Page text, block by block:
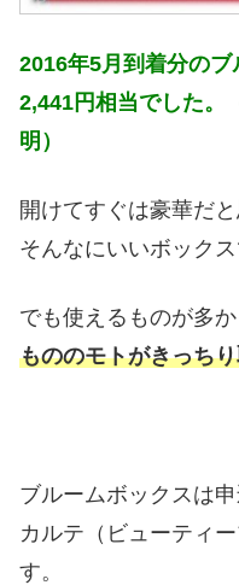
2016年5月到着分の
2,441円相当でした。
明）
開けてすぐは豪華だ
そんなにいいボック
でも使えるものが多か
もののモトがきっち
ブルームボックスは
カルテ（ビューティ
す。